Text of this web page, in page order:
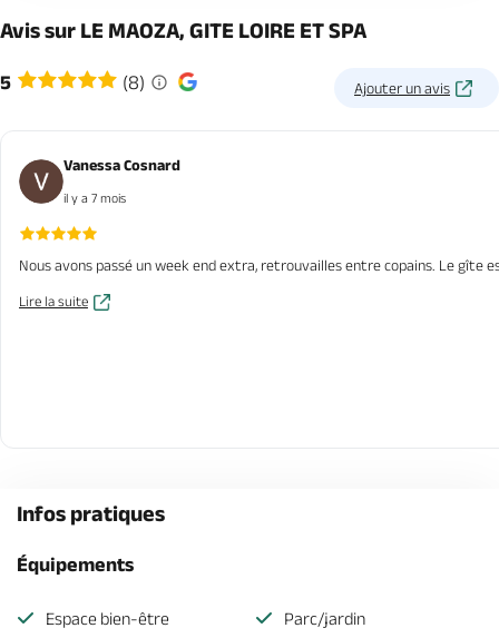
Avis sur LE MAOZA, GITE LOIRE ET SPA
5 (8) Ajouter un avis
Vanessa Cosnard
il y a 7 mois
Nous avons passé un week end extra, retrouvailles entre copains. Le gîte
Lire la suite
Infos pratiques
Équipements
Espace bien-être Parc/jardin